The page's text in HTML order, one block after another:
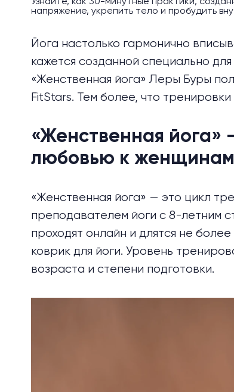
напряжение, укрепить тело и пробудить
Йога настолько гармонично
кажется созданной специально
«Женственная йога» Леры Буры
FitStars. Тем более, что
«Женственная йога»
любовью к женщинам
«Женственная йога» — это цикл
преподавателем йоги с 8-летним
проходят онлайн и длятся не
коврик для йоги. Уровень
возраста и степени подготовки.